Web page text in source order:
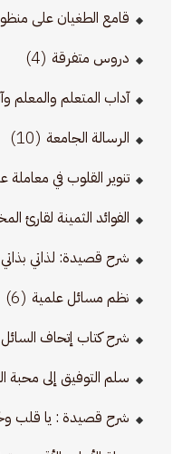
قامع الطغيان على
دروس متفرقة (4)
آداب المتعلم والمعلم
الرسالة الجامعة (10)
تنوير القلوب في معاملة
الفوائد الثمينة لقارئ
شرح قصيدة: لذاتي بذاتي
نظم مسائل علمية (6)
شرح كتاب إتحاف
سلم التوفيق إلى محبة
شرح قصيدة : يا قلب